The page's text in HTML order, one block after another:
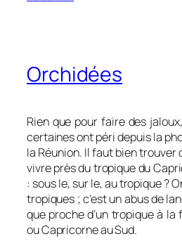
Orchidées
Rien que pour faire des
certaines ont péri depuis la
la Réunion. Il faut bien trouver
vivre près du tropique du
: sous le, sur le, au tropique ?
tropiques ; c’est un abus de
que proche d’un tropique à
ou Capricorne au Sud.